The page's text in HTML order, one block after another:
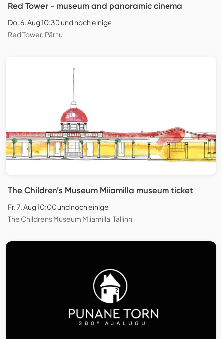
Red Tower - museum and panoramic cinema
Do. 6. Aug 10:30 und noch einige
Red Tower, Pärnu
The Children’s Museum Miiamilla museum ticket
Fr. 7. Aug 10:00 und noch einige
The Childrens Museum Miiamilla, Tallinn